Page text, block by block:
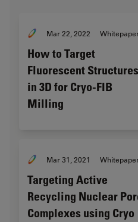
Mar 22, 2022
How to Target
Fluorescent Structures
in 3D for Cryo-FIB
Milling
Mar 31, 2021
Targeting Active
Recycling Nuclear
Complexes using Cryo